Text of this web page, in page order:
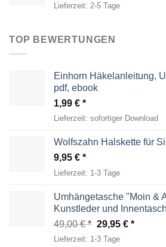
Lieferzeit: 2-5 Tage
TOP BEWERTUNGEN
Einhorn Häkelanleitung,
pdf, ebook
1,99 €
Lieferzeit: sofortiger Download
Wolfszahn Halskette für
9,95 €
Lieferzeit: 1-3 Tage
Umhängetasche "Moin &
Kunstleder und
49,00€
Ursprünglicher
Preis
29,95 € Aktueller
Lieferzeit: 1-3 Tage